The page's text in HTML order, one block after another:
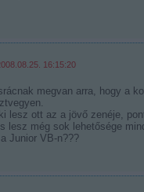
16:15:20
megvan arra, hogy a
lesz ott az a jövő zenéje,
lesz még sok lehetősége
Junior VB-n???